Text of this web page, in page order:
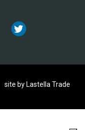
site by Lastella Trade